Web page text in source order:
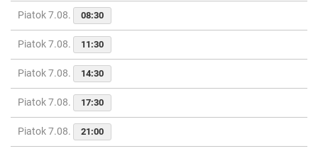
Piatok 7.08. 08:30
Piatok 7.08. 11:30
Piatok 7.08. 14:30
Piatok 7.08. 17:30
Piatok 7.08. 21:00